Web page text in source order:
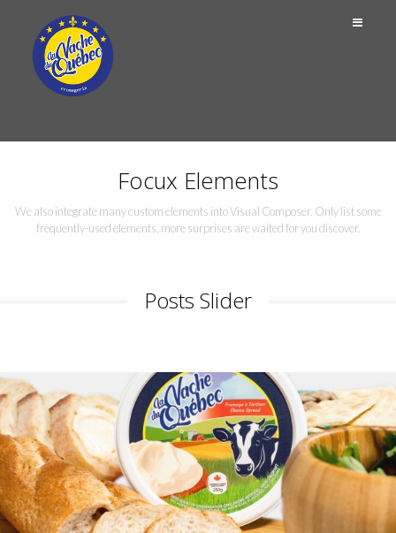
Focux Elements
We also integrate many custom elements into Visual Composer. Only list some
frequently-used elements, more surprises are waited for you discover.
Posts Slider